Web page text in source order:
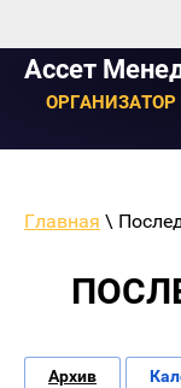
Ассет
ОРГАНИЗАТОР
Главная \
Архив